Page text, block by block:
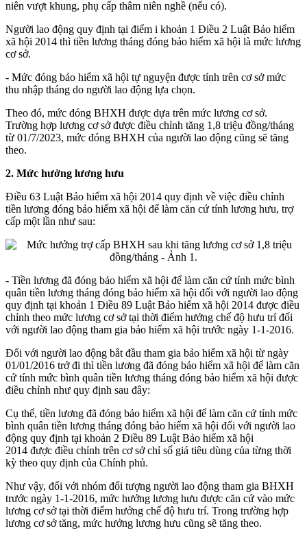
niên vượt khung, phụ cấp thâm niên nghề (nếu có).
Người lao động quy định tại điểm i khoản 1 Điều 2 Luật Bảo hiểm
xã hội 2014 thì tiền lương tháng đóng bảo hiểm xã hội là mức lương
cơ sở.
- Mức đóng bảo hiểm xã hội tự nguyện được tính trên cơ sở mức
thu nhập tháng do người lao động lựa chọn.
Theo đó, mức đóng BHXH được dựa trên mức lương cơ sở.
Trường hợp lương cơ sở được điều chỉnh tăng 1,8 triệu đồng/tháng
từ 01/7/2023, mức đóng BHXH của người lao động cũng sẽ tăng
theo.
2. Mức hưởng lương hưu
Điều 63 Luật Bảo hiểm xã hội 2014 quy định về việc điều chỉnh
tiền lương đóng bảo hiểm xã hội để làm căn cứ tính lương hưu, trợ
cấp một lần như sau:
- Tiền lương đã đóng bảo hiểm xã hội để làm căn cứ tính mức bình
quân tiền lương tháng đóng bảo hiểm xã hội đối với người lao động
quy định tại khoản 1 Điều 89 Luật Bảo hiểm xã hội 2014 được điều
chỉnh theo mức lương cơ sở tại thời điểm hưởng chế độ hưu trí đối
với người lao động tham gia bảo hiểm xã hội trước ngày 1-1-2016.
Đối với người lao động bắt đầu tham gia bảo hiểm xã hội từ ngày
01/01/2016 trở đi thì tiền lương đã đóng bảo hiểm xã hội để làm căn
cứ tính mức bình quân tiền lương tháng đóng bảo hiểm xã hội được
điều chỉnh như quy định sau đây:
Cụ thể, tiền lương đã đóng bảo hiểm xã hội để làm căn cứ tính mức
bình quân tiền lương tháng đóng bảo hiểm xã hội đối với người lao
động quy định tại khoản 2 Điều 89 Luật Bảo hiểm xã hội
2014 được điều chỉnh trên cơ sở chỉ số giá tiêu dùng của từng thời
kỳ theo quy định của Chính phủ.
Như vậy, đối với nhóm đối tượng người lao động tham gia BHXH
trước ngày 1-1-2016, mức hưởng lương hưu được căn cứ vào mức
lương cơ sở tại thời điểm hưởng chế độ hưu trí. Trong trường hợp
lương cơ sở tăng, mức hưởng lương hưu cũng sẽ tăng theo.